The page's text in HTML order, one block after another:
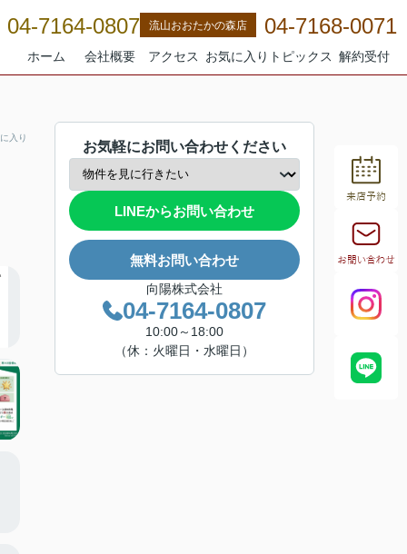
04-7164-0807 流山おおたかの森店 04-7168-0071
ホーム 会社概要 アクセス お気に入り トピックス 解約受付
入り
お気軽にお問い合わせください
LINEからお問い合わせ
無料お問い合わせ
向陽株式会社
04-7164-0807
10:00～18:00
（休：火曜日・水曜日）